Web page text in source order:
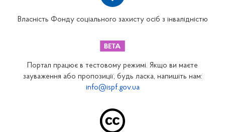
Закарпатське відділення
Запорізьке відділення
Власність Фонду соціального захисту осіб з інвалідністю
Портал працює в тестовому режимі. Якщо ви маєте
зауваження або пропозиції, будь ласка, напишіть нам:
info@ispf.gov.ua